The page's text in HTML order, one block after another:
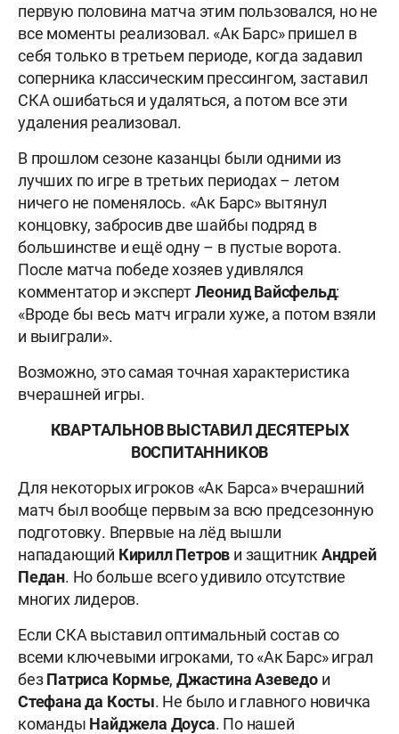
первую половина матча этим пользовался, но не
все моменты реализовал. «Ак Барс» пришел в
себя только в третьем периоде, когда задавил
соперника классическим прессингом, заставил
СКА ошибаться и удаляться, а потом все эти
удаления реализовал.
В прошлом сезоне казанцы были одними из
лучших по игре в третьих периодах – летом
ничего не поменялось. «Ак Барс» вытянул
концовку, забросив две шайбы подряд в
большинстве и ещё одну – в пустые ворота.
После матча победе хозяев удивлялся
комментатор и экспертЛеонид Вайсфельд:
«Вроде бы весь матч играли хуже, а потом взяли
и выиграли».
Возможно, это самая точная характеристика
вчерашней игры.
КВАРТАЛЬНОВ ВЫСТАВИЛ ДЕСЯТЕРЫХ
ВОСПИТАННИКОВ
Для некоторых игроков «Ак Барса» вчерашний
матч был вообще первым за всю предсезонную
подготовку. Впервые на лёд вышли
нападающий Кирилл Петров и защитник Андрей
Педан. Но больше всего удивило отсутствие
многих лидеров.
Если СКА выставил оптимальный состав со
всеми ключевыми игроками, то «Ак Барс» играл
безПатриса Кормье,Джастина Азеведо и
Стефана да Косты. Не было и главного новичка
команды Найджела Доуса. По нашей